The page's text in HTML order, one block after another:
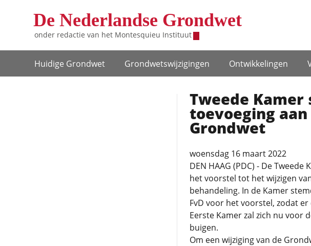
De Nederlandse Grondwet
onder redactie van het Montesquieu Instituut
Hoofdnavigatie
Huidige Grondwet Grondwets­wijzigingen Ontwikke­lingen
Tweede
toevoeging
Grondwet
woensdag 16 maart 2022
DEN HAAG (PDC) - De
het voorstel tot het wijzigen
behandeling. In de Kamer
FvD voor het voorstel, zodat
Eerste Kamer zal zich nu voor
buigen.
Om een wijziging van de